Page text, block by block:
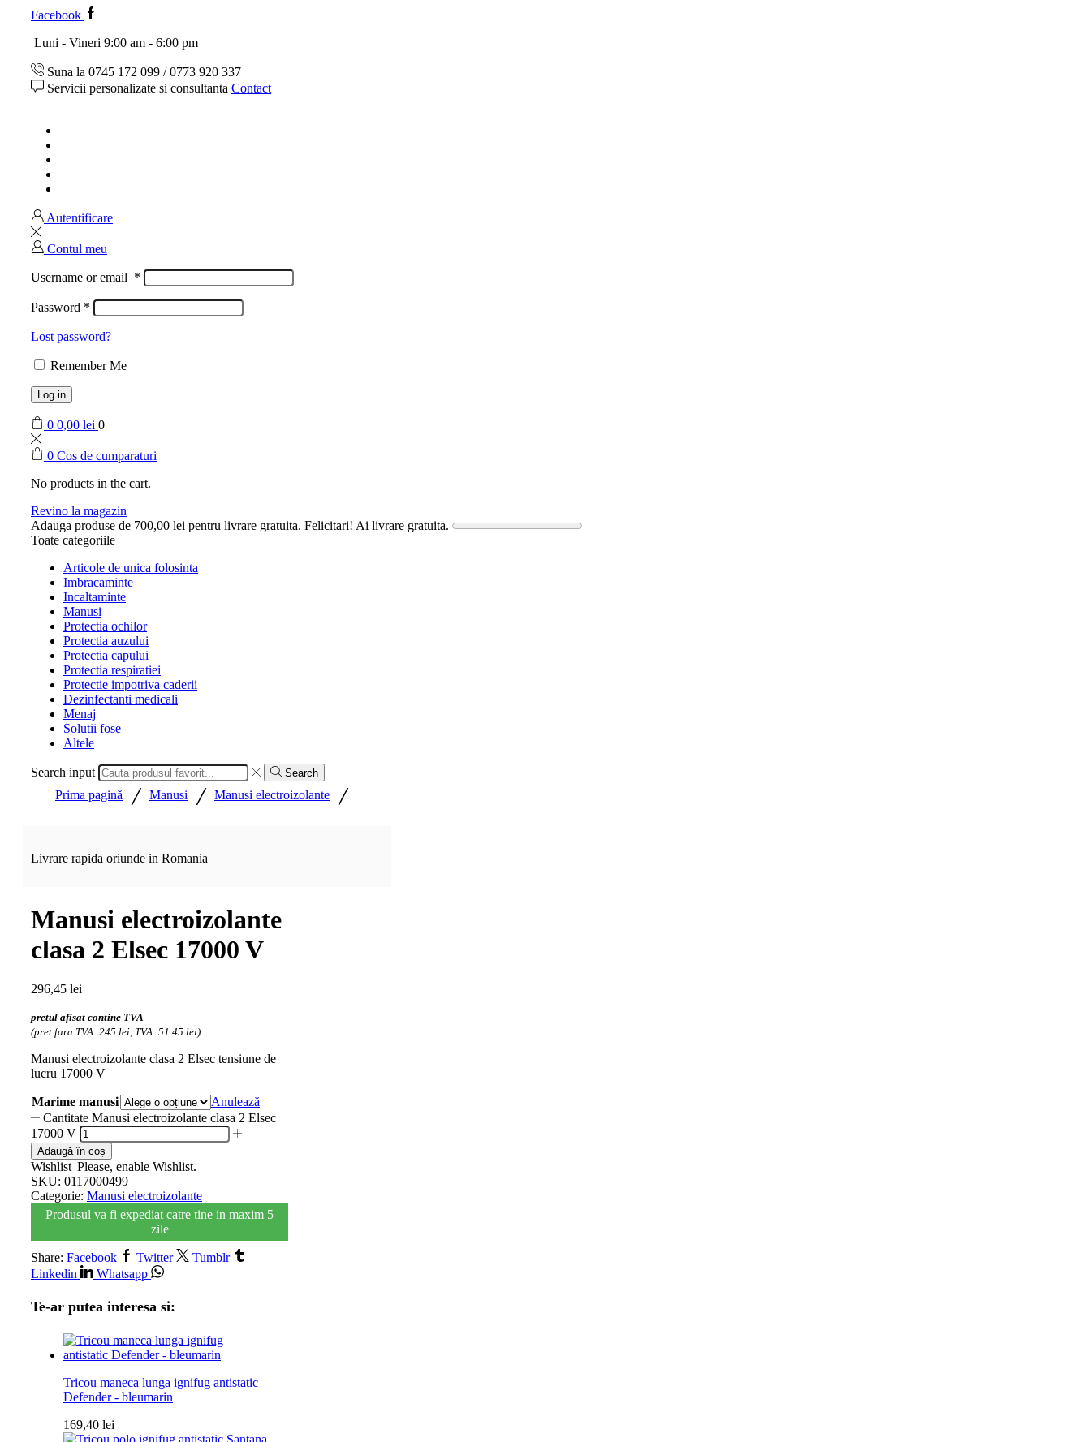
Facebook
Luni - Vineri 9:00 am - 6:00 pm
Suna la 0745 172 099 / 0773 920 337
Servicii personalizate si consultanta Contact
Autentificare
Contul meu
Username or email *
Password *
Lost password?
Remember Me
Log in
0 0,00 lei 0
0 Cos de cumparaturi
No products in the cart.
Revino la magazin
Adauga produse de 700,00 lei pentru livrare gratuita. Felicitari! Ai livrare gratuita.
Toate categoriile
Articole de unica folosinta
Imbracaminte
Incaltaminte
Manusi
Protectia ochilor
Protectia auzului
Protectia capului
Protectia respiratiei
Protectie impotriva caderii
Dezinfectanti medicali
Menaj
Solutii fose
Altele
Search input Search
Prima pagină / Manusi / Manusi electroizolante /
Livrare rapida oriunde in Romania
Manusi electroizolante
clasa 2 Elsec 17000 V
296,45 lei
pretul afisat contine TVA
(pret fara TVA: 245 lei, TVA: 51.45 lei)
Manusi electroizolante clasa 2 Elsec tensiune de
lucru 17000 V
Marime manusi
Anulează
Cantitate Manusi electroizolante clasa 2 Elsec
17000 V
Adaugă în coș
Wishlist Please, enable Wishlist.
SKU: 0117000499
Categorie: Manusi electroizolante
Produsul va fi expediat catre tine in maxim 5
zile
Share: Facebook Twitter
Tumblr
Linkedin
Whatsapp
Te-ar putea interesa si:
Tricou maneca lunga ignifug antistatic
Defender - bleumarin
169,40 lei